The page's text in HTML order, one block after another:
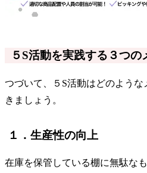
５S活動を実践する３つの
つづいて、５S活動はどのよう
きましょう。
１．生産性の向上
在庫を保管している棚に無駄な